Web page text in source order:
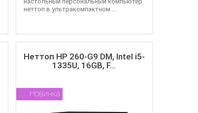
неттоп в ультракомпактном ...
Неттоп HP 260-G9 DM, Intel i5-
1335U, 16GB, F...
Новинка